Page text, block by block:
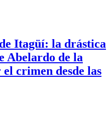
Itagüí: la drástica
Abelardo de la
crimen desde las